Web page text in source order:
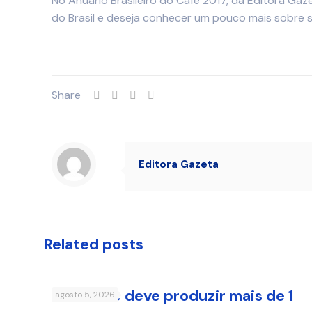
do Brasil e deseja conhecer um pouco mais
Share
Editora Gazeta
Related posts
agosto 5, 2026
Nordeste deve produzir mais de 1